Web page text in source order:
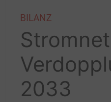
BILANZ
2033